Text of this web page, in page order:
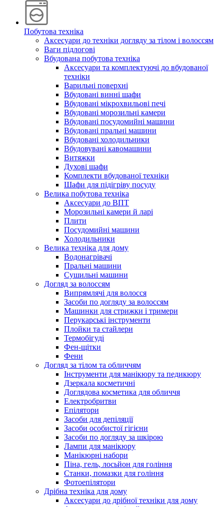
Побутова техніка
Аксесуари до техніки догляду за тілом і волоссям
Ваги підлогові
Вбудована побутова техніка
Аксесуари та комплектуючі до вбудованої
техніки
Варильні поверхні
Вбудовані винні шафи
Вбудовані мікрохвильові печі
Вбудовані морозильні камери
Вбудовані посудомийні машини
Вбудовані пральні машини
Вбудовані холодильники
Вбудовувані кавомашини
Витяжки
Духові шафи
Комплекти вбудованої техніки
Шафи для підігріву посуду
Велика побутова техніка
Аксесуари до ВПТ
Морозильні камери й ларі
Плити
Посудомийні машини
Холодильники
Велика техніка для дому
Водонагрівачі
Пральні машини
Сушильні машини
Догляд за волоссям
Випрямлячі для волосся
Засоби по догляду за волоссям
Машинки для стрижки і тримери
Перукарські інструменти
Плойки та стайлери
Термобігуді
Фен-щітки
Фени
Догляд за тілом та обличчям
Інструменти для манікюру та педикюру
Дзеркала косметичні
Доглядова косметика для обличчя
Електробритви
Епілятори
Засоби для депіляції
Засоби особистої гігієни
Засоби по догляду за шкірою
Лампи для манікюру
Манікюрні набори
Піна, гель, лосьйон для гоління
Станки, помазки для гоління
Фотоепілятори
Дрібна техніка для дому
Аксесуари до дрібної техніки для дому